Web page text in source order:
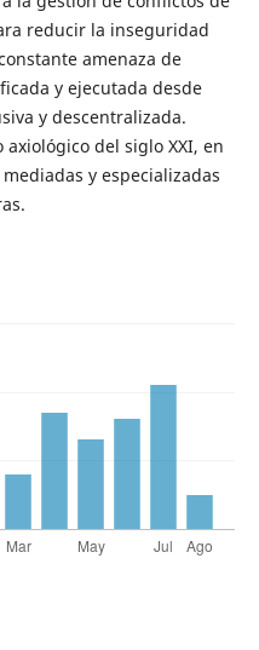
reducir la inseguridad
amenaza de
y ejecutada desde
y descentralizada.
del siglo XXI, en
y especializadas